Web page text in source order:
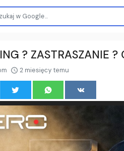
? ZASTRASZANIE
2 miesięcy temu